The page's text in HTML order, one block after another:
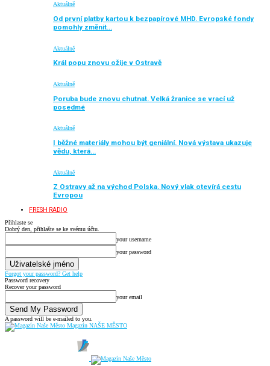
Aktuálně
Od první platby kartou k bezpapírové MHD. Evropské fondy
pomohly změnit…
Aktuálně
Král popu znovu ožije v Ostravě
Aktuálně
Poruba bude znovu chutnat. Velká žranice se vrací už
posedmé
Aktuálně
I běžné materiály mohou být geniální. Nová výstava ukazuje
vědu, která…
Aktuálně
Z Ostravy až na východ Polska. Nový vlak otevírá cestu
Evropou
FRESH RADIO
Přihlaste se
Dobrý den, přihlašte se ke svému účtu.
your username
your password
Forgot your password? Get help
Password recovery
Recover your password
your email
A password will be e-mailed to you.
Magazín NAŠE MĚSTO